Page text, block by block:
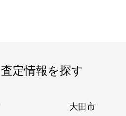
定情報を探す
大田市